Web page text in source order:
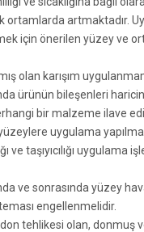
ortamlarda artmaktadır.
için önerilen yüzey ve
olan karışım
ürünün bileşenleri
bir malzeme ilave
uygulama
ve taşıyıcılığı uygulama
ve sonrasında yüzey
engellenmelidir.
tehlikesi olan, donmuş